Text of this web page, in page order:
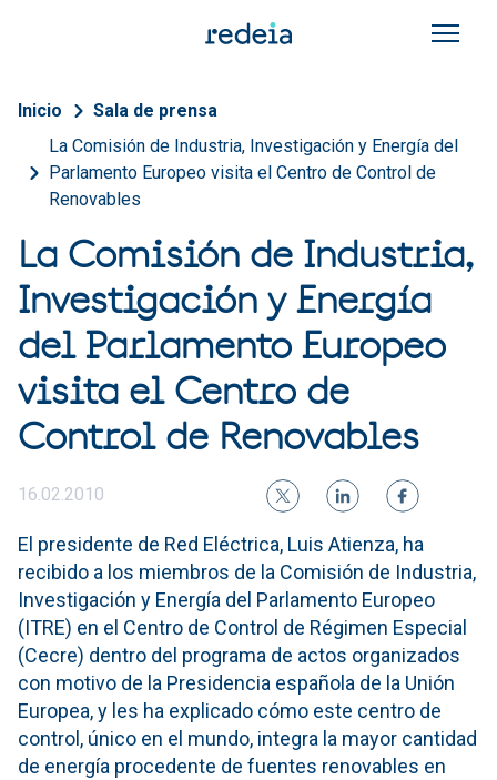
Sobrescribir enlaces de
Inicio
Sala de prensa
La Comisión de Industria, Investigación y Energía del
Parlamento Europeo visita el Centro de Control de
Renovables
La Comisión de Industria,
Investigación y Energía
del Parlamento Europeo
visita el Centro de
Control de Renovables
16.02.2010
El presidente de Red Eléctrica, Luis Atienza, ha
recibido a los miembros de la Comisión de Industria,
Investigación y Energía del Parlamento Europeo
(ITRE) en el Centro de Control de Régimen Especial
(Cecre) dentro del programa de actos organizados
con motivo de la Presidencia española de la Unión
Europea, y les ha explicado cómo este centro de
control, único en el mundo, integra la mayor cantidad
de energía procedente de fuentes renovables en